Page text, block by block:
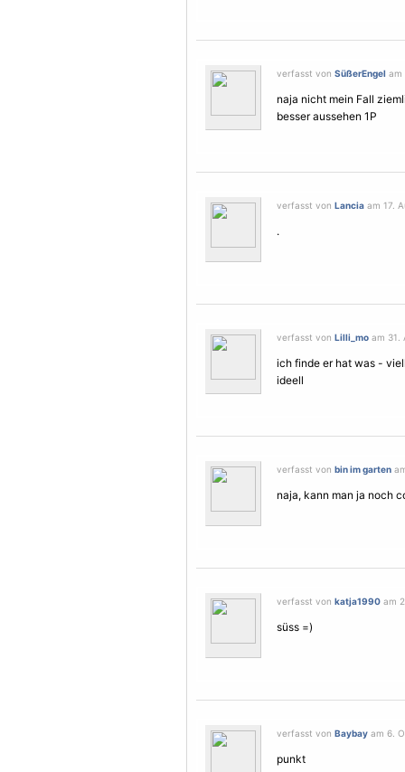
verfasst von SüßerEngel am
naja nicht mein Fall
besser aussehen 1P
verfasst von Lancia am 17.
.
verfasst von Lilli_mo am 31.
ich finde er hat was -
ideell
verfasst von bin im garten
naja, kann man ja noch
verfasst von katja1990 am
süss =)
verfasst von Baybay am 6.
punkt